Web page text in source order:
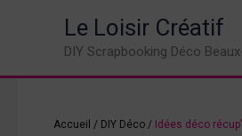
Le Loisir Créatif
DIY Scrapbooking Déco
Accueil / DIY Déco / Idées déco